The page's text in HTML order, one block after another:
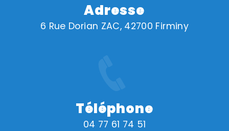
Adresse
6 Rue Dorian ZAC, 42700 Firminy
Téléphone
04 77 61 74 51